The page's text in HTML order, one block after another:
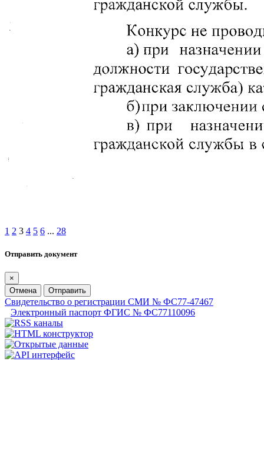
1 2 3 4 5 6 ... 28
Отправить документ
×
Отмена
Отправить
Свидетельство о регистрации СМИ № ФС77-47467
Электронный паспорт ФГИС № ФС77110096